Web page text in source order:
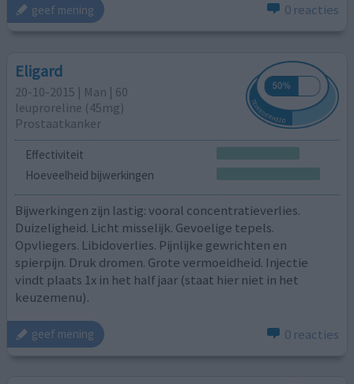
geef mening 0 reacties
Eligard
20-10-2015 | Man | 60
leuproreline (45mg)
Prostaatkanker
Effectiviteit
Hoeveelheid bijwerkingen
Bijwerkingen zijn lastig: vooral concentratieverlies.
Duizeligheid. Licht misselijk. Gevoelige tepels.
Opvliegers. Libidoverlies. Pijnlijke gewrichten en
spierpijn. Druk dromen. Grote vermoeidheid. Injectie
vindt plaats 1x in het half jaar (staat hier niet in het
keuzemenu).
geef mening 0 reacties